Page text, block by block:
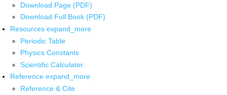
Download Page (PDF)
Download Full Book (PDF)
Resources expand_more
Periodic Table
Physics Constants
Scientific Calculator
Reference expand_more
Reference & Cite